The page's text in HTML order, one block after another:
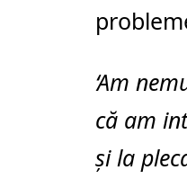
‘Am
că am
și la